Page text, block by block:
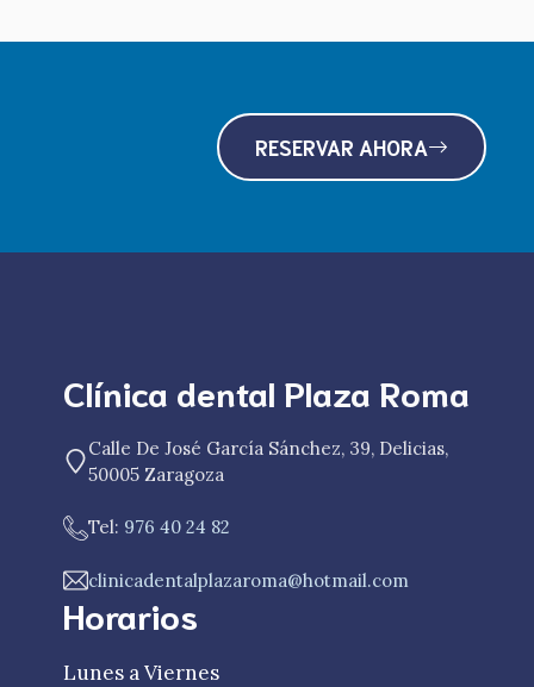
RESERVAR AHORA
Clínica dental Plaza Roma
Calle De José García Sánchez, 39, Delicias,
50005 Zaragoza
Tel: 976 40 24 82
clinicadentalplazaroma@hotmail.com
Horarios
Lunes a Viernes